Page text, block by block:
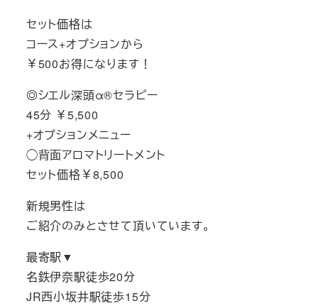
セット価格は
コース+オプションから
￥500お得になります！
◎シエル深頭α®セラピー
45分 ￥5,500
+オプションメニュー
◯背面アロマトリートメント
セット価格￥8,500
新規男性は
ご紹介のみとさせて頂いています。
最寄駅▼
名鉄伊奈駅徒歩20分
JR西小坂井駅徒歩15分